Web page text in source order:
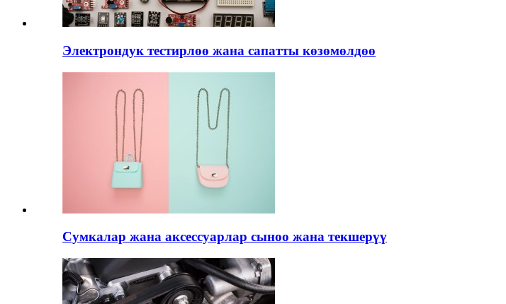
Электрондук тестирлөө жана сапатты көзөмөлдөө
Сумкалар жана аксессуарлар сыноо жана текшерүү